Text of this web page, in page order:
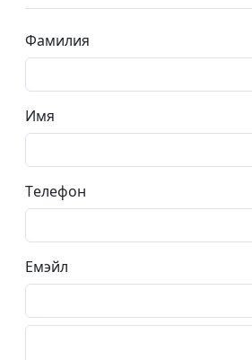
Фамилия
Имя
Tелефон
Емэйл